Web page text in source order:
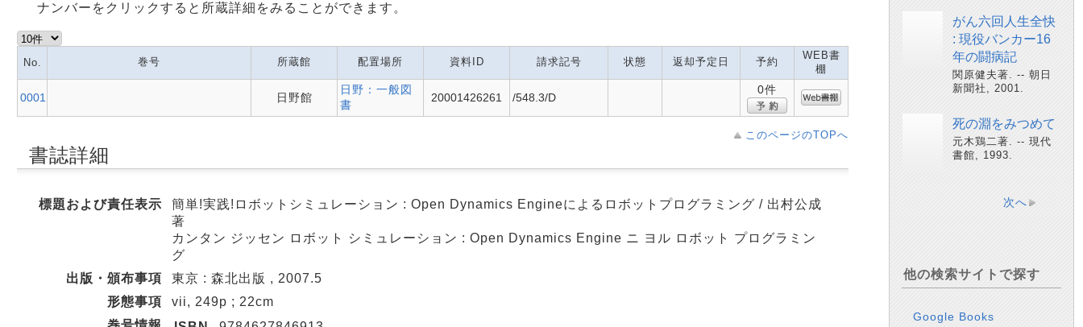
ナンバーをクリックすると所蔵詳細をみることができます。
No. 巻号 所蔵館 配置場所 資料ID 請求記号 状態 返却予定日 予約
WEB書
棚
0001 日野館
日野：一般図
書
20001426261 /548.3/D
0件
このページのTOPへ
書誌詳細
標題および責任表示
簡単!実践!ロボットシミュレーション : Open Dynamics Engineによるロボットプログラミング / 出村公成
著
カンタン ジッセン ロボット シミュレーション : Open Dynamics Engine ニ ヨル ロボット プログラミン
グ
出版・頒布事項
東京 : 森北出版 , 2007.5
形態事項
vii, 249p ; 22cm
がん六回人生全快
: 現役バンカー16
年の闘病記
関原健夫著. -- 朝日
新聞社, 2001.
死の淵をみつめて
元木鶏二著. -- 現代
書館, 1993.
次へ
他の検索サイトで探す
Google Books